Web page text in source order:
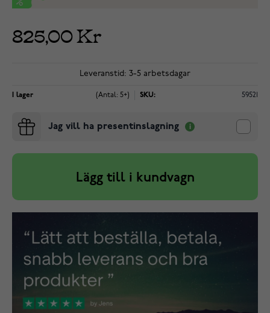
825,00 Kr
Leveranstid: 3-5 arbetsdagar
I lager (Antal: 5+) SKU: 59521
Jag vill ha presentinslagning
Lägg till i kundvagn